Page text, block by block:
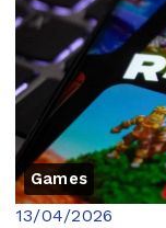
Games
13/04/2026